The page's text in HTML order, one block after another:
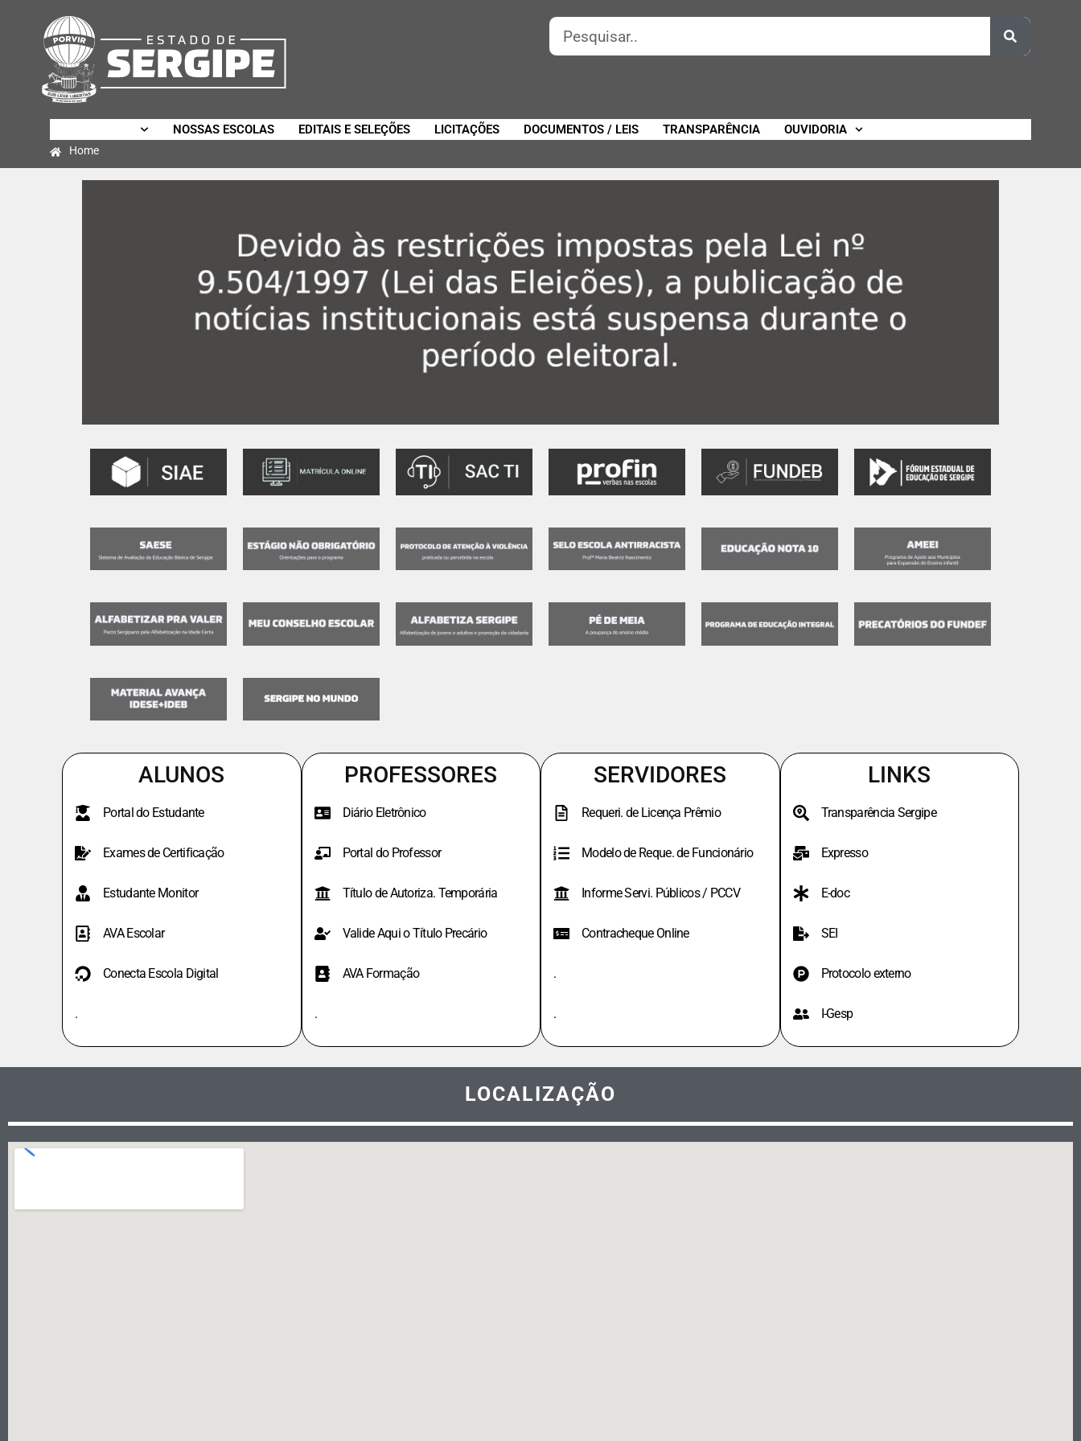
NOSSAS ESCOLAS EDITAIS E SELEÇÕES LICITAÇÕES DOCUMENTOS / LEIS TRANSPARÊNCIA OUVIDORIA
Home
ALUNOS
Portal do Estudante
Exames de Certificação
Estudante Monitor
AVA Escolar
Conecta Escola Digital
.
PROFESSORES
Diário Eletrônico
Portal do Professor
Título de Autoriza. Temporária
Valide Aqui o Título Precário
AVA Formação
.
SERVIDORES
Requeri. de Licença Prêmio
Modelo de Reque. de Funcionário
Informe Servi. Públicos / PCCV
Contracheque Online
.
.
LINKS
Transparência Sergipe
Expresso
E-doc
SEI
Protocolo externo
I-Gesp
LOCALIZAÇÃO